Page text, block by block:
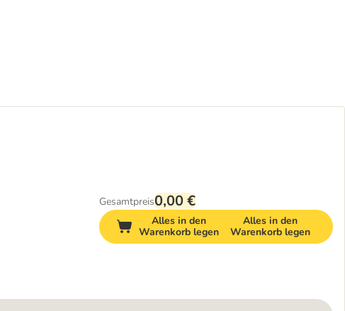
Gesamtpreis0,00 €
Alles in den
Warenkorb legen
Alles in den
Warenkorb legen